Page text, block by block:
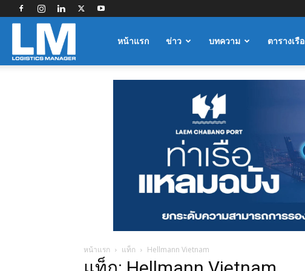
Logisticsหน้าแรก ข่าว บทความ ตารางเรือ
หน้าแรก แท็ก Hellmann Vietnam